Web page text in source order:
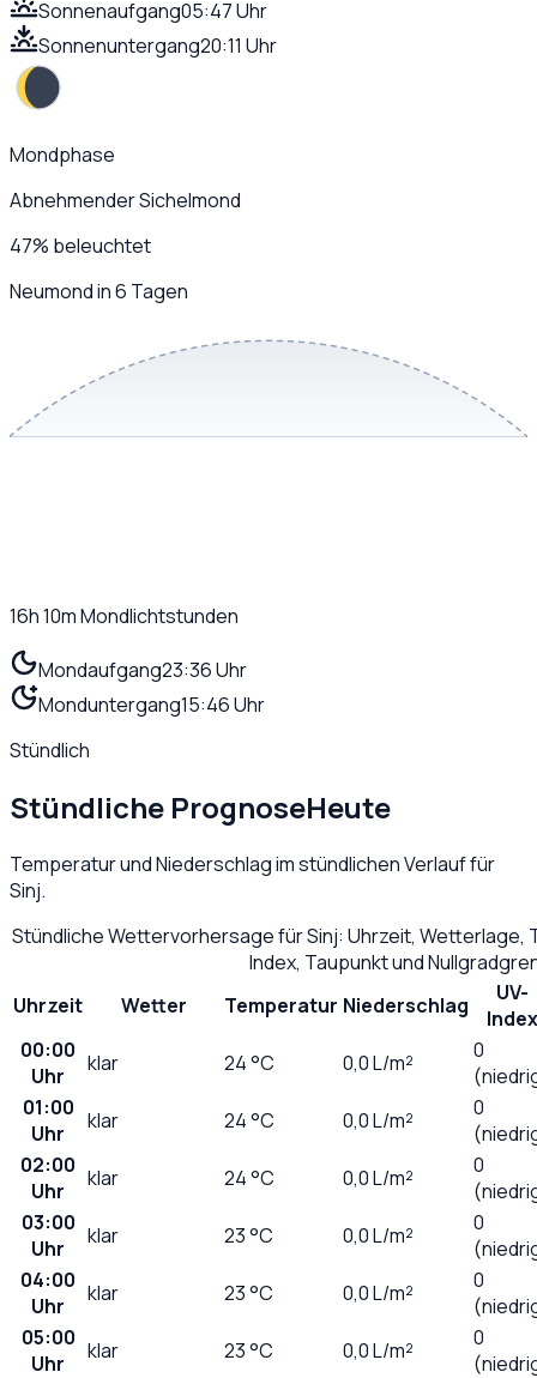
Sonnenaufgang05:47 Uhr
Sonnenuntergang20:11 Uhr
Mondphase
Abnehmender Sichelmond
47% beleuchtet
Neumond in 6 Tagen
16h 10mMondlichtstunden
Mondaufgang23:36 Uhr
Monduntergang15:46 Uhr
Stündlich
Stündliche PrognoseHeute
Temperatur und Niederschlag im stündlichen Verlauf für
Sinj.
Stündliche Wettervorhersage fürSinj: Uhrzeit, Wetterlage,
Index, Taupunkt und
Uhrzeit
Wetter Temperatur Niederschlag
UV-
Index
00:00
Uhr
klar 24°C 0,0L/m²
0
01:00
Uhr
klar 24°C 0,0L/m²
0
02:00
Uhr
klar 24°C 0,0L/m²
0
03:00
Uhr
klar 23°C 0,0L/m²
0
04:00
Uhr
klar 23°C 0,0L/m²
0
05:00
Uhr
klar 23°C 0,0L/m²
0